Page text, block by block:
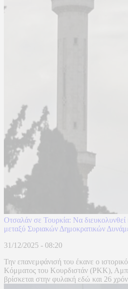
Οτσαλάν σε Τουρκία: Να διευκολυνθεί
μεταξύ Συριακών Δημοκρατικών
31/12/2025 - 08:20
Την επανεμφάνισή του έκανε ο
Κόμματος του Κουρδιστάν (PKK),
βρίσκεται στην φυλακή εδώ και 26